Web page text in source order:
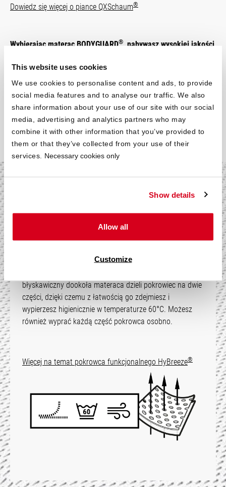
This website uses cookies
We use cookies to personalise content and ads, to provide
social media features and to analyse our traffic. We also
share information about your use of our site with our social
media, advertising and analytics partners who may
combine it with other information that you’ve provided to
them or that they’ve collected from your use of their
services. Necessary cookies only
Show details
Allow all
Customize
Dowiedz się więcej o piance QXSchaum®
Wybierając materac BODYGUARD® , nabywasz wysokiej jakości
naszego materaca, niezależnie od jego
wyprodukowany z jednego kawałka pianki, co zapewnia
wspaniały komfort snu. Zamów już teraz swój wymarzony
rozmiar, a materac BODYGUARD zapewni Ci błogi i
relaksujący sen.
Oddychający
i przyjemny w dotyku
umożliwia optymalne odprowadzanie wilgoci ciała i
błyskawiczny dookoła materaca dzieli pokrowiec na dwie
części, dzięki czemu z łatwością go zdejmiesz i
wypierzesz higienicznie w temperaturze 60°C. Możesz
również wyprać każdą część pokrowca osobno.
Więcej na temat pokrowca funkcjonalnego HyBreeze®